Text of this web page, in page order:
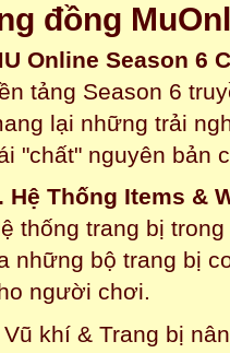
đồng
Online Season 6
tảng Season 6
lại những trải
"chất" nguyên bản
Hệ Thống Items &
thống trang bị
những bộ trang bị
người chơi.
Vũ khí & Trang bị